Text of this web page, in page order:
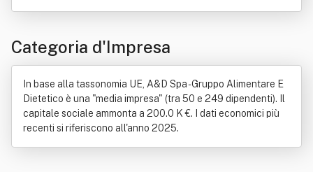
Categoria d'Impresa
In base alla tassonomia UE, A&D Spa - Gruppo Alimentare E
Dietetico è una "media impresa" (tra 50 e 249 dipendenti). Il
capitale sociale ammonta a 200.0 K €. I dati economici più
recenti si riferiscono all'anno 2025.